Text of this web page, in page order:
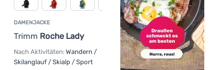
DAMENJACKE
Trimm Roche Lady
Nach Aktivitäten: Wandern /
Skilanglauf / Skialp / Sport